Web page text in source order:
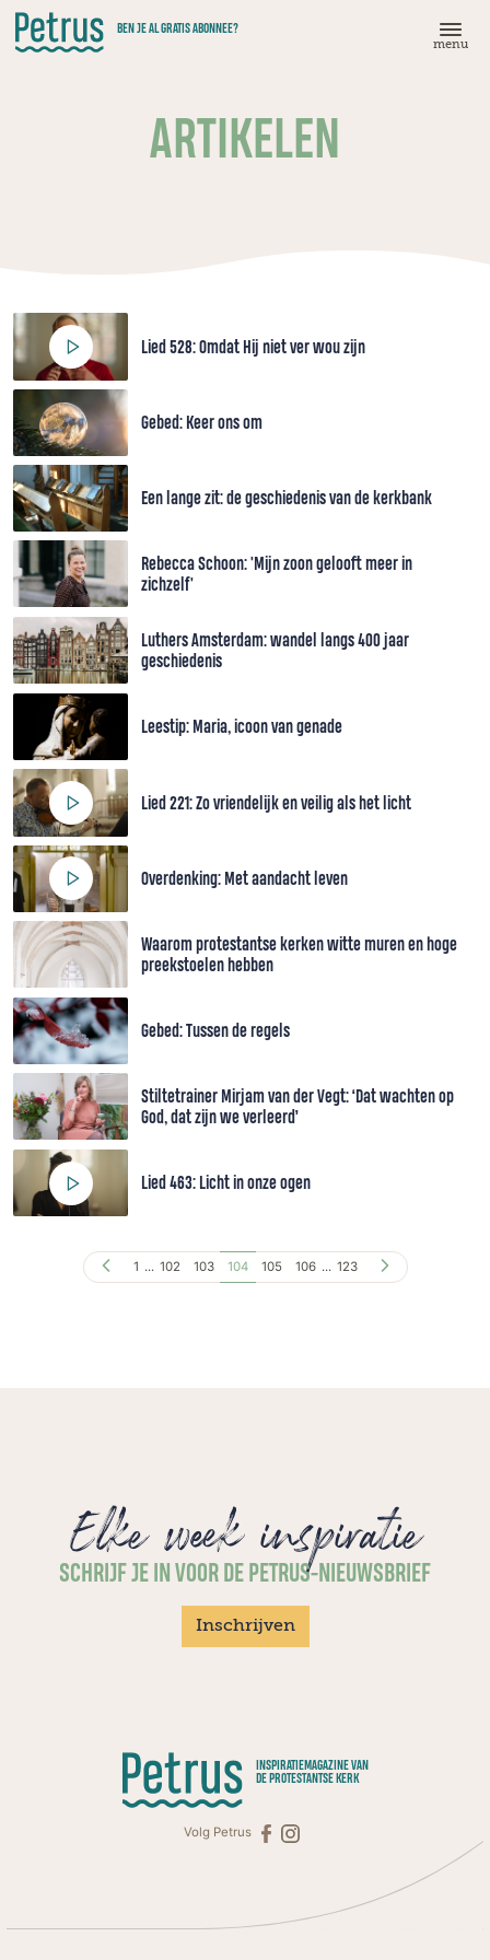
Doorgaan
naar
hoofdinhoud
BEN JE AL GRATIS ABONNEE?
menu
ARTIKELEN
Lied 528: Omdat Hij niet ver wou zijn
Gebed: Keer ons om
Een lange zit: de geschiedenis van de kerkbank
Rebecca Schoon: 'Mijn zoon gelooft meer in
zichzelf'
Luthers Amsterdam: wandel langs 400 jaar
geschiedenis
Leestip: Maria, icoon van genade
Lied 221: Zo vriendelijk en veilig als het licht
Overdenking: Met aandacht leven
Waarom protestantse kerken witte muren en hoge
preekstoelen hebben
Gebed: Tussen de regels
Stiltetrainer Mirjam van der Vegt: ‘Dat wachten op
God, dat zijn we verleerd’
Lied 463: Licht in onze ogen
1 ... 102 103 104 105 106 ... 123
Elke week inspiratie
SCHRIJF JE IN VOOR DE PETRUS-NIEUWSBRIEF
Inschrijven
INSPIRATIEMAGAZINE VAN
DE PROTESTANTSE KERK
Volg Petrus